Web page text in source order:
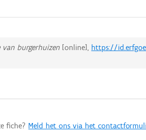
van burgerhuizen [online], https://
fiche? Meld het ons via het